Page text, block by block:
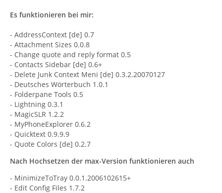
Es funktionieren bei mir:
- AddressContext [de] 0.7
- Attachment Sizes 0.0.8
- Change quote and reply format 0.5
- Contacts Sidebar [de] 0.6+
- Delete Junk Context Meni [de] 0.3.2.20070127
- Deutsches Wörterbuch 1.0.1
- Folderpane Tools 0.5
- Lightning 0.3.1
- MagicSLR 1.2.2
- MyPhoneExplorer 0.6.2
- Quicktext 0.9.9.9
- Quote Colors [de] 0.2.7
Nach Hochsetzen der max-Version funktionieren auch
- MinimizeToTray 0.0.1.2006102615+
- Edit Config Files 1.7.2